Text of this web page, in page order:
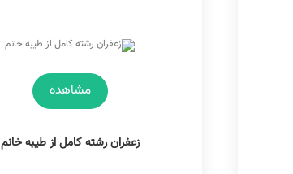
مشاهده
زعفران رشته کامل از طیبه خانم